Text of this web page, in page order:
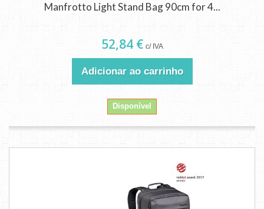
Manfrotto Light Stand Bag 90cm for 4...
52,84 € c/ IVA
Adicionar ao carrinho
Disponível